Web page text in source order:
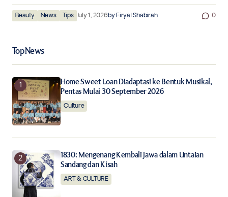
Beauty News Tips July 1, 2026byFiryal Shabirah 0
Top News
Home Sweet Loan Diadaptasi ke Bentuk Musikal,
Pentas Mulai 30 September 2026
Culture
1830: Mengenang Kembali Jawa dalam Untaian
Sandang dan Kisah
ART & CULTURE